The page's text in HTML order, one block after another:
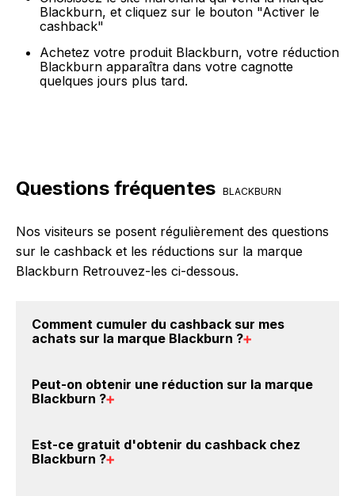
Blackburn, et cliquez sur le bouton "Activer le
cashback"
Achetez votre produit Blackburn, votre réduction
Blackburn apparaîtra dans votre cagnotte
quelques jours plus tard.
Questions fréquentes BLACKBURN
Nos visiteurs se posent régulièrement des questions
sur le cashback et les réductions sur la marque
Blackburn Retrouvez-les ci-dessous.
Comment cumuler du cashback sur mes
achats sur la marque Blackburn ?
Blackburn : Créez votre compte sur BackBackBack
dans votre cagnotte au plus tard 48h après votre
Peut-on obtenir une réduction sur la marque
Blackburn ?
crédités sur votre cagnotte BackBackBack lorsque
Est-ce gratuit d'obtenir du cashback chez
Blackburn ?